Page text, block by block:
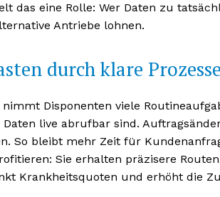
das eine Rolle: Wer Daten zu
Antriebe lohnen.
durch klare Prozesse
Disponenten viele
live abrufbar sind.
So bleibt mehr Zeit für
Sie erhalten präzisere
Krankheitsquoten und erhöht die